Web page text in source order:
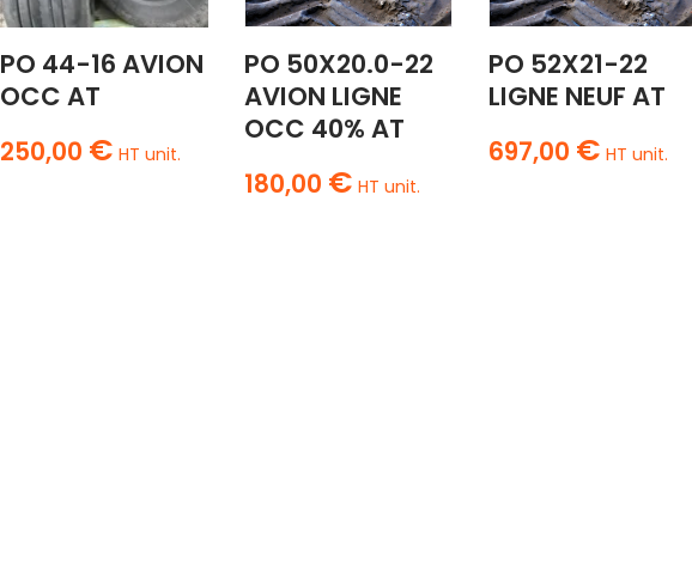
PO 44-16 AVION
OCC AT
250,00 € HT unit.
PO 50X20.0-22
AVION LIGNE
OCC 40% AT
180,00 € HT unit.
PO 52X21-22
LIGNE NEUF AT
697,00 € HT unit.